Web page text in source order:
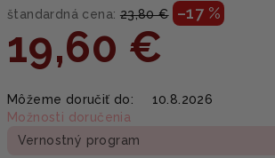
štandardná cena: 23,80 € –17 %
19,60 €
cena:
Môžeme doručiť do:
10.8.2026
Možnosti doručenia
Vernostný program